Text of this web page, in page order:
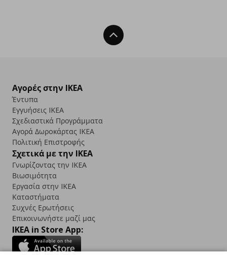
Back To Top
Αγορές στην IKEA
Έντυπα
Εγγυήσεις IKEA
Σχεδιαστικά Προγράμματα
Αγορά Δωρoκάρτας IKEA
Πολιτική Επιστροφής
Σχετικά με την IKEA
Γνωρίζοντας την IKEA
Βιωσιμότητα
Εργασία στην IKEA
Καταστήματα
Συχνές Ερωτήσεις
Επικοινωνήστε μαζί μας
IKEA in Store App: